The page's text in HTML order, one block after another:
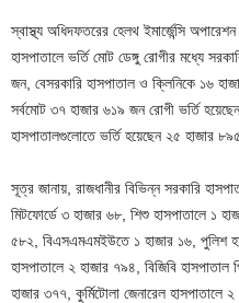
স্বাস্থ্য অধিদফতরের হেলথ ইমার্জেন্সি
হাসপাতালে ভর্তি মোট ডেঙ্গু রোগীর মধ্যে
জন, বেসরকারি হাসপাতাল ও ক্লিনিকে ১৬
সর্বমোট ৩৭ হাজার ৬১৯ জন রোগী ভর্তি
হাসপাতালগুলোতে ভর্তি হয়েছেন ২৫ হাজার
সূত্র জানায়, রাজধানীর বিভিন্ন সরকারি
মিটফোর্ডে ৩ হাজার ৬৮, শিশু হাসপাতালে ১
৫৮২, বিএসএমএমইউতে ১ হাজার ১৬, পুলিশ
হাসপাতালে ২ হাজার ৭৯৪, বিজিবি হাসপাতাল
হাজার ৩৭৭, কুর্মিটোলা জেনারেল হাসপাতালে